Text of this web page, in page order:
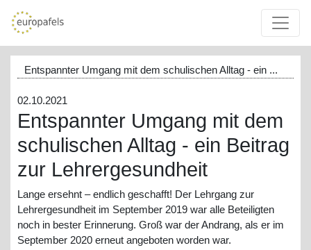
Entspannter Umgang mit dem schulischen Alltag - ein ...
02.10.2021
Entspannter Umgang mit dem
schulischen Alltag - ein Beitrag
zur Lehrergesundheit
Lange ersehnt – endlich geschafft! Der Lehrgang zur
Lehrergesundheit im September 2019 war alle Beteiligten
noch in bester Erinnerung. Groß war der Andrang, als er im
September 2020 erneut angeboten worden war.